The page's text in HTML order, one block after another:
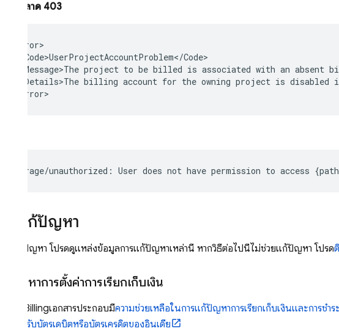
ข้อผิดพลาด 403
<Error>
  <Code>UserProjectAccountProblem</Code>
<Message>The project to be billed is associated with an absent
<Details>The billing account for the owning project is disabled
การแก้ปัญหา
หากพบปัญหา โปรดดูแหล่งข้อมูลการแก้ปัญหาเหล่านี้ หากวิธีต่อไปนี้ไม่ช่วยแก้ปัญหา โปรด
แก้ปัญหาการตั้งค่าการเรียกเก็บเงิน
Cloud Billingเอกสารประกอบมีความช่วยเหลือในการแก้ปัญหาการเรียกเก็บเงินและการชำ
ระบบไม่รับบัตรเดบิตหรือบัตรเครดิตของอินเดีย